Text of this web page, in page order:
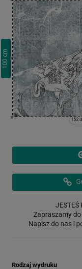
100
cm
152
JESTEŚ
Zapraszamy
Napisz do nas i
Rodzaj wydruku